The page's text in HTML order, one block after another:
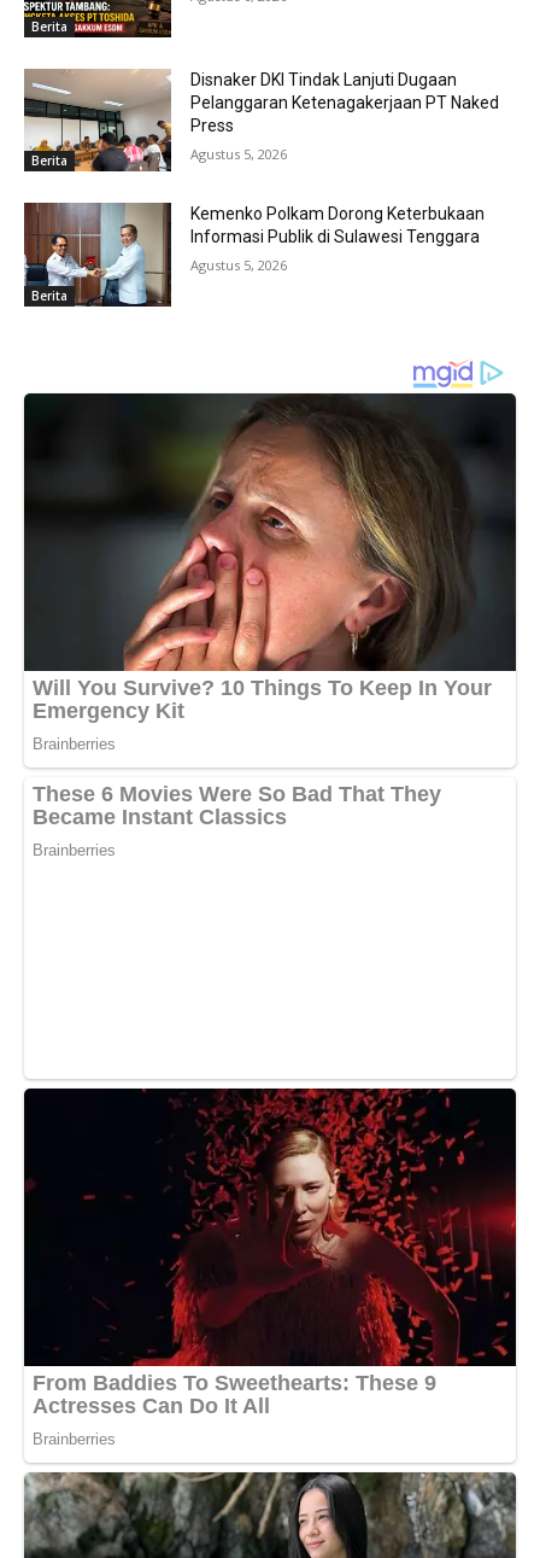
Berita
Berita
Disnaker DKI Tindak Lanjuti Dugaan
Pelanggaran Ketenagakerjaan PT Naked
Press
Agustus 5, 2026
Berita
Kemenko Polkam Dorong Keterbukaan
Informasi Publik di Sulawesi Tenggara
Agustus 5, 2026